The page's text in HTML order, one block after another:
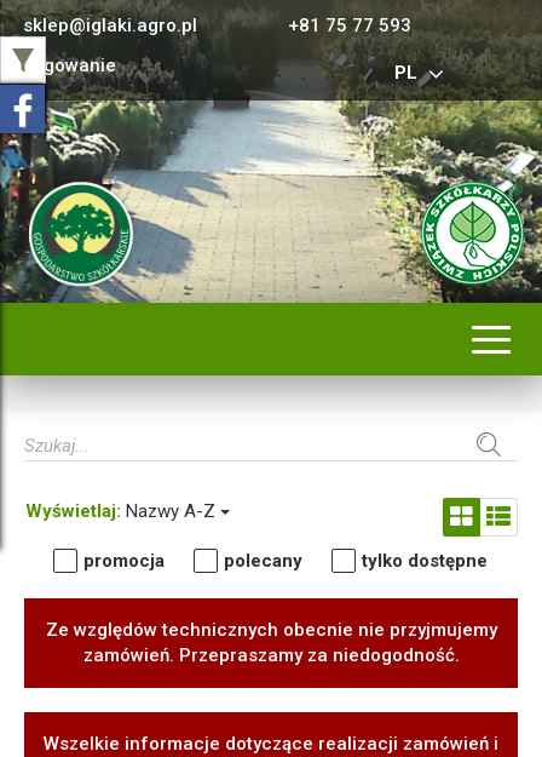
sklep@iglaki.agro.pl
+81 75 77 593
Logowanie
PL
Wyświetlaj: Nazwy A-Z
promocja polecany tylko dostępne
Ze względów technicznych obecnie nie przyjmujemy
zamówień. Przepraszamy za niedogodność.
Wszelkie informacje dotyczące realizacji zamówień i